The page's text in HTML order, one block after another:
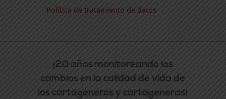
Política de tratamiento de datos
¡20 años monitoreando los
cambios en la calidad de vida de
los cartageneros y cartageneras!